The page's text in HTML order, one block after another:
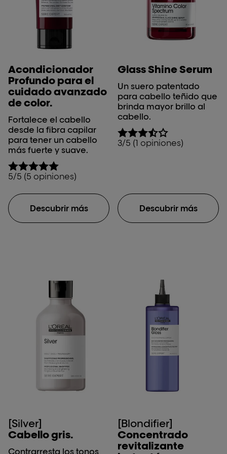
Acondicionador
Profundo para el
cuidado avanzado
de color.
Fortalece el cabello
desde la fibra capilar
para tener un cabello
más fuerte y suave.
5/5 (5 opiniones)
Descubrir más
Glass Shine Serum
Un suero patentado
para cabello teñido que
brinda mayor brillo al
cabello.
3/5 (1 opiniones)
Descubrir más
[Silver]
Cabello gris.
Contrarresta los tonos
[Blondifier]
Concentrado
revitalizante